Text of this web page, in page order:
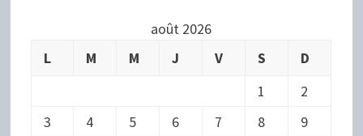
août 2026
L
M M J V S
D
1
2
3
4 5 6 7 8
9